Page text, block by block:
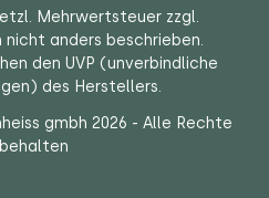
Mehrwertsteuer zzgl.
nicht anders beschrieben.
den UVP (unverbindliche
des Herstellers.
gmbh 2026 - Alle Rechte